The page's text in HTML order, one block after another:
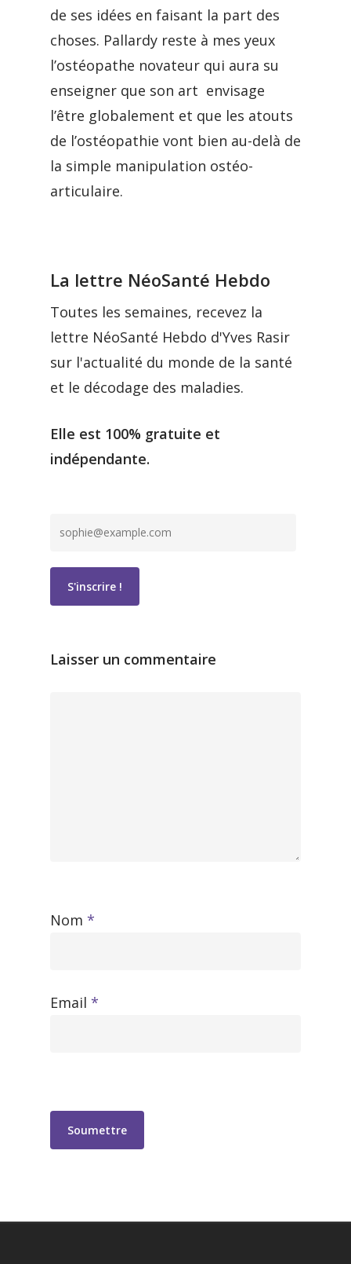
de ses idées en faisant la part des
choses. Pallardy reste à mes yeux
l’ostéopathe novateur qui aura su
enseigner que son art envisage
l’être globalement et que les atouts
de l’ostéopathie vont bien au-delà de
la simple manipulation ostéo-
articulaire.
La lettre NéoSanté Hebdo
Toutes les semaines, recevez la
lettre NéoSanté Hebdo d'Yves Rasir
sur l'actualité du monde de la santé
et le décodage des maladies.
Elle est 100% gratuite et
indépendante.
Laisser un commentaire
Nom *
Email *